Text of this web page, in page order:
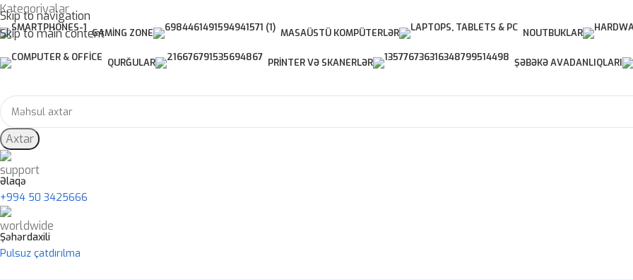
Skip to navigation
Skip to main content
Kateqoriyalar
GAMING ZONE MASAÜSTÜ KOMPÜTERLƏR NOUTBUKLAR
QURĞULAR PRINTER VƏ SKANERLƏR ŞƏBƏKƏ AVADANLIQLARI
Axtar
Əlaqə
+994 50 3425666
Şəhərdaxili
Pulsuz çatdırılma